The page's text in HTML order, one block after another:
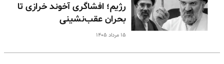
رژیم؛ افشاگری آخوند خرازی تا
بحران عقب‌نشینی
۱۵ مرداد ۱۴۰۵